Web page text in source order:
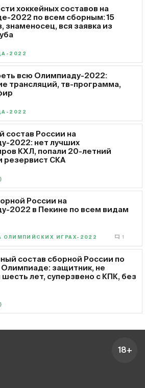
хоккейных составов на
2022 по всем сборным: 15
знаменосец, вся заявка из
2022
всю Олимпиаду-2022:
трансляций, тв-программа,
2022
состав России на
2022: нет лучших
КХЛ, попали 20-летний
резервист СКА
России на
2022 в Пекине по всем видам
ОЛИМПИЙСКИХ ИГРАХ-2022 1
состав сборной России по
Олимпиаде: защитник, не
лет, суперзвено с КПК, без
18+